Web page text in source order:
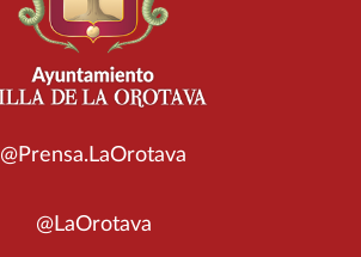
@Prensa.LaOrotava
@LaOrotava